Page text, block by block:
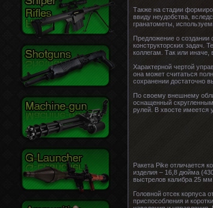
Также на стадии
ввиду неудобства,
гранатометы,
Предложение о
конструкторских задач.
коллегам. Так или иначе,
Характерной чертой
она может считаться
сохранении достаточно
По своему внешнему
оснащенный
рулей. В хвосте имеется
Ракета Pike отличается
изделия – 16,8 дюйма
выстрелов калибра 25 мм.
Головной отсек корпуса
приспособления и